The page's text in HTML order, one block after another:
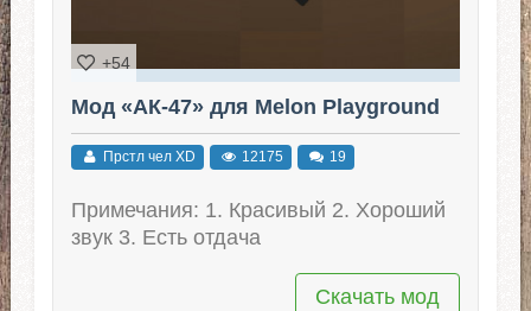
+54
Мод «АК-47» для Melon Playground
Прстл чел XD 12175 19
Примечания: 1. Красивый 2. Хороший
звук 3. Есть отдача
Скачать мод